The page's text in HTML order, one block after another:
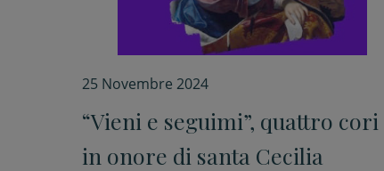
25 Novembre 2024
“Vieni e seguimi”, quattro cori
in onore di santa Cecilia